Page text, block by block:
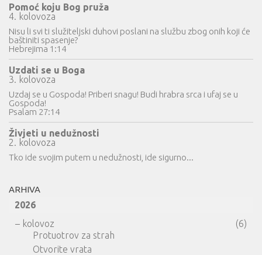
Pomoć koju Bog pruža
4. kolovoza
Nisu li svi ti služiteljski duhovi poslani na službu zbog onih koji će
baštiniti spasenje?
Hebrejima 1:14
Uzdati se u Boga
3. kolovoza
Uzdaj se u Gospoda! Priberi snagu! Budi hrabra srca i ufaj se u
Gospoda!
Psalam 27:14
Živjeti u nedužnosti
2. kolovoza
Tko ide svojim putem u nedužnosti, ide sigurno...
ARHIVA
2026
– kolovoz
(6)
Protuotrov za strah
Otvorite vrata